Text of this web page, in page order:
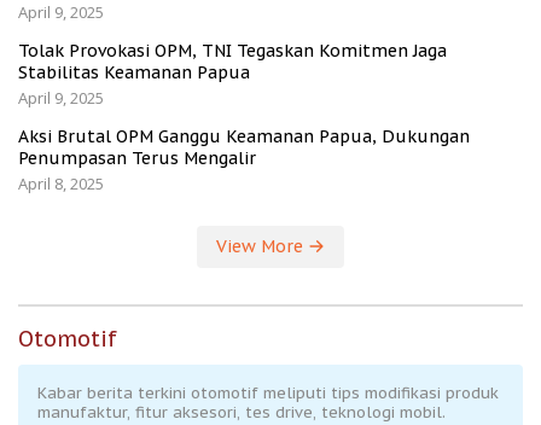
April 9, 2025
Tolak Provokasi OPM, TNI Tegaskan Komitmen Jaga
Stabilitas Keamanan Papua
April 9, 2025
Aksi Brutal OPM Ganggu Keamanan Papua, Dukungan
Penumpasan Terus Mengalir
April 8, 2025
View More
Otomotif
Kabar berita terkini otomotif meliputi tips modifikasi produk
manufaktur, fitur aksesori, tes drive, teknologi mobil.